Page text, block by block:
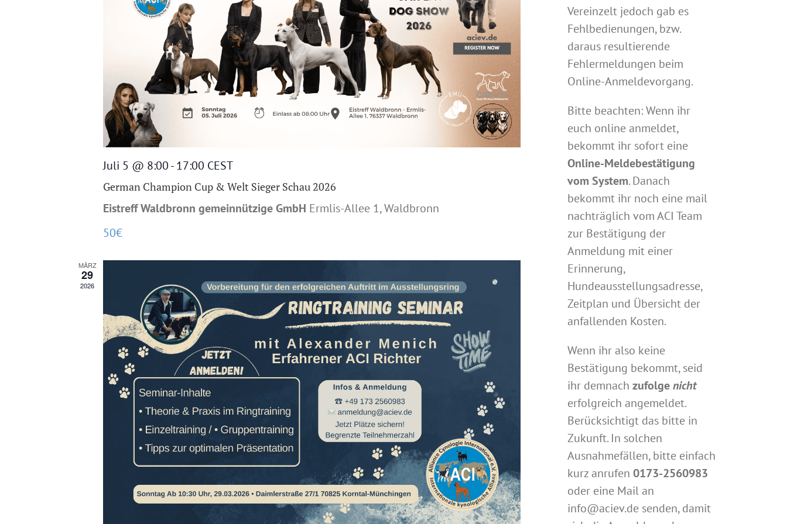
Juli 5 @ 8:00-17:00 CEST
German Champion Cup & Welt Sieger Schau 2026
Eistreff Waldbronn gemeinnützige GmbH Ermlis-Allee 1, Waldbronn
50€
MÄRZ
29
2026
Vereinzelt jedoch gab es
Fehlbedienungen, bzw.
daraus resultierende
Fehlermeldungen beim
Online-Anmeldevorgang.
Bitte beachten: Wenn ihr
euch online anmeldet,
bekommt ihr sofort eine
Online-Meldebestätigung
vom System. Danach
bekommt ihr noch eine mail
nachträglich vom ACI Team
zur Bestätigung der
Anmeldung mit einer
Erinnerung,
Hundeausstellungsadresse,
Zeitplan und Übersicht der
anfallenden Kosten.
Wenn ihr also keine
Bestätigung bekommt, seid
ihr demnach zufolgenicht
erfolgreich angemeldet.
Berücksichtigt das bitte in
Zukunft. In solchen
Ausnahmefällen, bitte einfach
kurz anrufen 0173-2560983
oder eine Mail an
info@aciev.de senden, damit